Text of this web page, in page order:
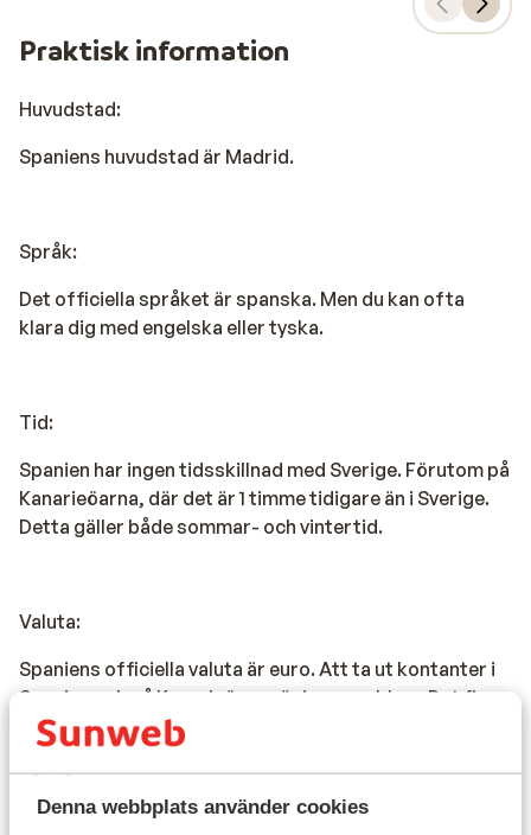
Denna webbplats använder cookies
Praktisk information
Huvudstad:
Spaniens huvudstad är Madrid.
Språk:
Det officiella språket är spanska. Men du kan ofta
klara dig med engelska eller tyska.
Tid:
Spanien har ingen tidsskillnad med Sverige. Förutom på
Kanarieöarna, där det är 1 timme tidigare än i Sverige.
Detta gäller både sommar- och vintertid.
Valuta:
Spaniens officiella valuta är euro. Att ta ut kontanter i
Spanien och på Kanarieöarna är inga problem. Det finns
uttagsautomater nästan överallt där du kan ta ut
kontanter. Det går också bra att betala med kreditkort
på många ställen.